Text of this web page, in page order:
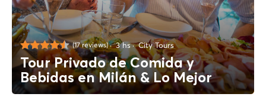
(17 reviews) 3 hs City Tours
Tour Privado de Comida y
Bebidas en Milán & Lo Mejor